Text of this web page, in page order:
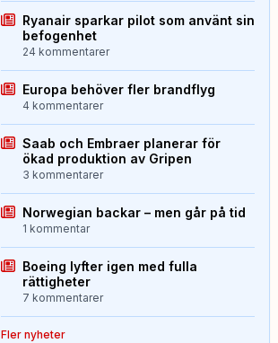
Ryanair sparkar pilot som använt sin
befogenhet
24 kommentarer
Europa behöver fler brandflyg
4 kommentarer
Saab och Embraer planerar för
ökad produktion av Gripen
3 kommentarer
Norwegian backar – men går på tid
1 kommentar
Boeing lyfter igen med fulla
rättigheter
7 kommentarer
Fler nyheter